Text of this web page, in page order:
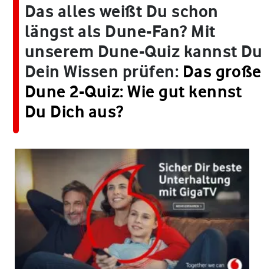
Das alles weißt Du schon
längst als Dune-Fan? Mit
unserem Dune-Quiz kannst Du
Dein Wissen prüfen: Das große
Dune 2-Quiz: Wie gut kennst
Du Dich aus?